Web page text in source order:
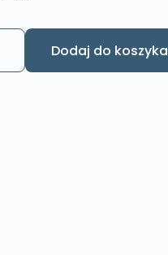
Dodaj do koszyka